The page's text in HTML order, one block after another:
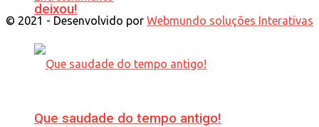
deixou!
Que saudade do tempo antigo!
© 2021 - Desenvolvido por Webmundo soluções Interativas